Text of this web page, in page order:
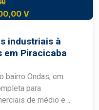
V
industriais à
em Piracicaba
bairro Ondas, em
para
de médio e